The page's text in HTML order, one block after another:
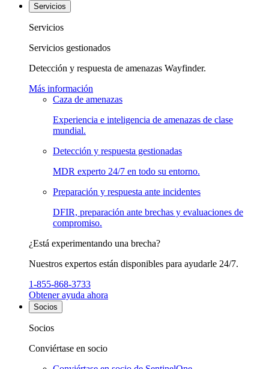
Servicios
Servicios
Servicios gestionados
Detección y respuesta de amenazas Wayfinder.
Más información
Caza de amenazas
Experiencia e inteligencia de amenazas de clase
mundial.
Detección y respuesta gestionadas
MDR experto 24/7 en todo su entorno.
Preparación y respuesta ante incidentes
DFIR, preparación ante brechas y evaluaciones de
compromiso.
¿Está experimentando una brecha?
Nuestros expertos están disponibles para ayudarle 24/7.
1-855-868-3733
Obtener ayuda ahora
Socios
Socios
Conviértase en socio